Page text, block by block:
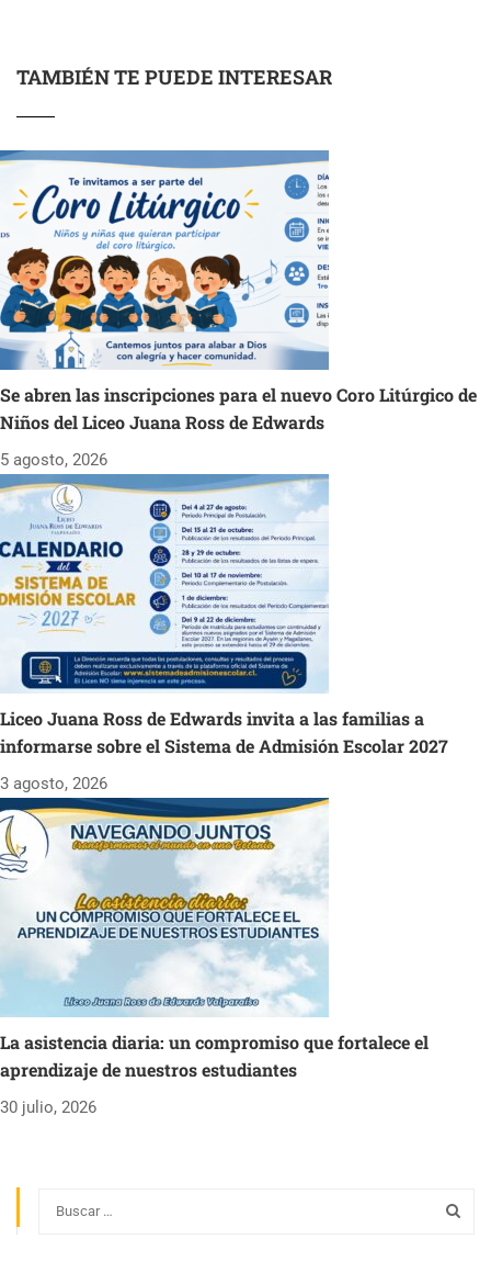
TAMBIÉN TE PUEDE INTERESAR
Se abren las inscripciones para el nuevo Coro Litúrgico de
Niños del Liceo Juana Ross de Edwards
5 agosto, 2026
Liceo Juana Ross de Edwards invita a las familias a
informarse sobre el Sistema de Admisión Escolar 2027
3 agosto, 2026
La asistencia diaria: un compromiso que fortalece el
aprendizaje de nuestros estudiantes
30 julio, 2026